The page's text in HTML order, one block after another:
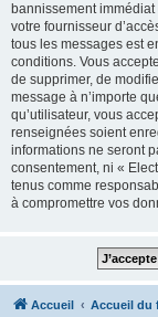
bannissement
votre fournisseur
tous les messages est
conditions. Vous
de supprimer, de
message à n’importe
qu’utilisateur, vous
renseignées soient
informations ne seront
consentement, ni «
tenus comme
à compromettre vos
Accueil Accueil du